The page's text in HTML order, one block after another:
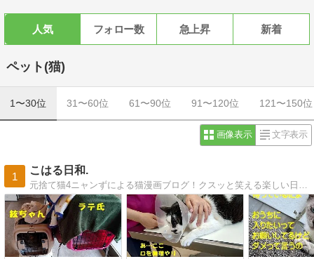
人気 フォロー数 急上昇 新着
ペット(猫)
1〜30位 31〜60位 61〜90位 91〜120位 121〜150位
画像表示 文字表示
1
こはる日和.